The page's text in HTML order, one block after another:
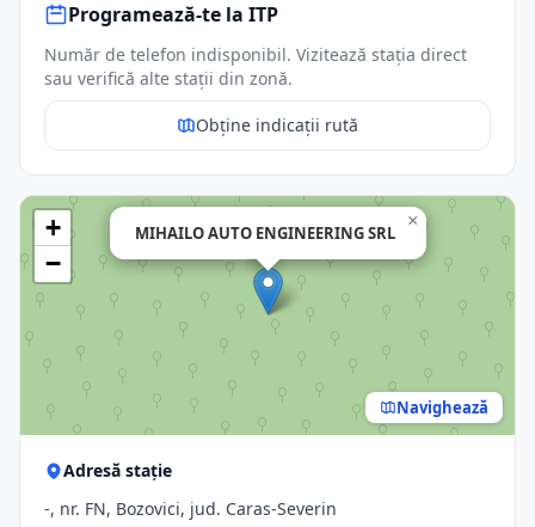
Programează-te la ITP
Număr de telefon indisponibil. Vizitează stația direct
sau verifică alte stații din zonă.
Obține indicații rută
MIHAILO AUTO ENGINEERING SRL
×
+
−
Navighează
Adresă stație
-, nr. FN, Bozovici, jud. Caras-Severin